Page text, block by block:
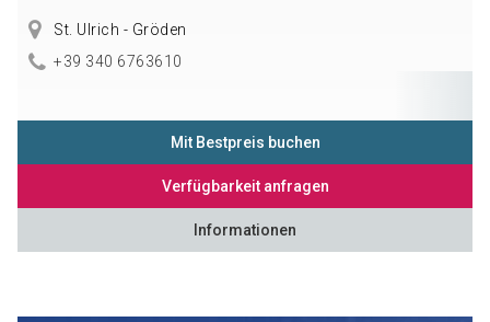
St. Ulrich - Gröden
+39 340 6763610
Mit Bestpreis buchen
Verfügbarkeit anfragen
Informationen